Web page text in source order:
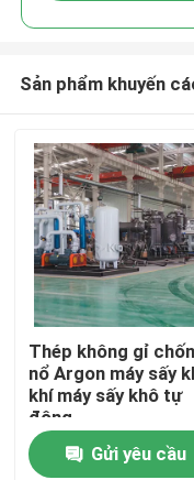
Nhà
Sản phẩm khuyến
Thép không gỉ
nổ Argon máy sấy
khí máy sấy khô tự
động
Gửi yêu cầu